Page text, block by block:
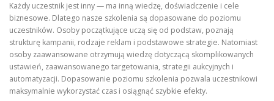
Każdy uczestnik jest inny — ma inną wiedzę, doświadczenie i cele
biznesowe. Dlatego nasze szkolenia są dopasowane do poziomu
uczestników. Osoby początkujące uczą się od podstaw, poznają
strukturę kampanii, rodzaje reklam i podstawowe strategie. Natomiast
osoby zaawansowane otrzymują wiedzę dotyczącą skomplikowanych
ustawień, zaawansowanego targetowania, strategii aukcyjnych i
automatyzacji. Dopasowanie poziomu szkolenia pozwala uczestnikowi
maksymalnie wykorzystać czas i osiągnąć szybkie efekty.